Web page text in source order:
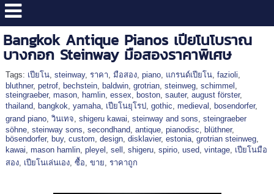
Bangkok Antique Pianos เปียโนโบราณ
บางกอก Steinway มือสองราคาพิเศษ
Tags: เปียโน, steinway, ราคา, มือสอง, piano, แกรนด์เปียโน, fazioli,
bluthner, petrof, bechstein, baldwin, grotrian, steinweg, schimmel ,
steingraeber, mason, hamlin, essex, boston, sauter, august förster,
thailand, bangkok, yamaha, เปียโนยุโรป, gothic, medieval , bosendorfer,
grand piano, วินเทจ, shigeru kawai, steinway and sons, steingraeber
söhne, steinway sons, secondhand, antique, pianodisc, blüthner,
bösendorfer, buy, custom, design, disklavier, estonia, grotrian steinweg,
kawai, mason hamlin, pleyel , sell , shigeru, spirio, used, vintage, เปียโนมือ
สอง, เปียโนเล่นเอง, ซื้อ, ขาย, ราคาถูก